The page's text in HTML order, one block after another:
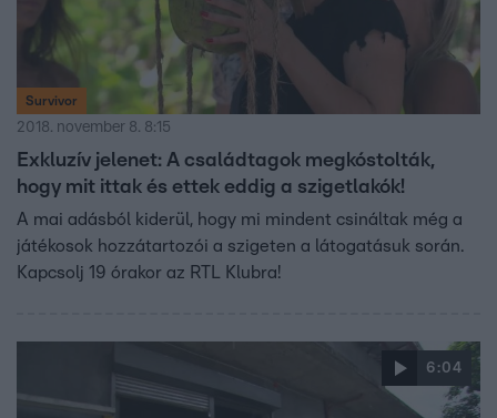
Survivor
2018. november 8. 8:15
Exkluzív jelenet: A családtagok megkóstolták,
hogy mit ittak és ettek eddig a szigetlakók!
A mai adásból kiderül, hogy mi mindent csináltak még a
játékosok hozzátartozói a szigeten a látogatásuk során.
Kapcsolj 19 órakor az RTL Klubra!
6:04